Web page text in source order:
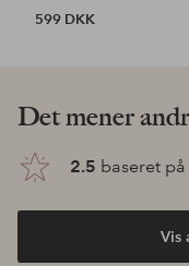
599 DKK
Det mener
2.5 baseret på
Vis